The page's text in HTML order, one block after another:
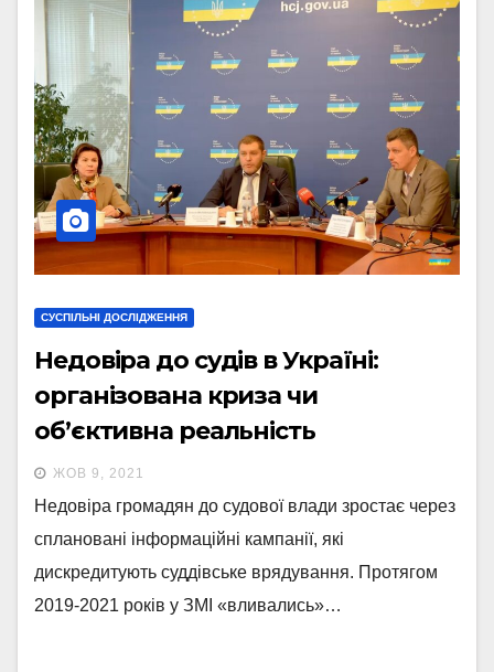
СУСПІЛЬНІ ДОСЛІДЖЕННЯ
Недовіра до судів в Україні:
організована криза чи
об’єктивна реальність
ЖОВ 9, 2021
Недовіра громадян до судової влади зростає через
сплановані інформаційні кампанії, які
дискредитують суддівське врядування. Протягом
2019-2021 років у ЗМІ «вливались»…